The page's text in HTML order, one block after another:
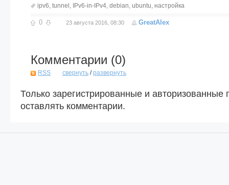
ipv6, tunnel , IPv6-in-IPv4, debian, ubuntu, настройка
0 23 августа 2016, 08:30 GreatAlex
Комментарии (0)
RSS свернуть /развернуть
Только зарегистрированные и авторизованные
оставлять комментарии.